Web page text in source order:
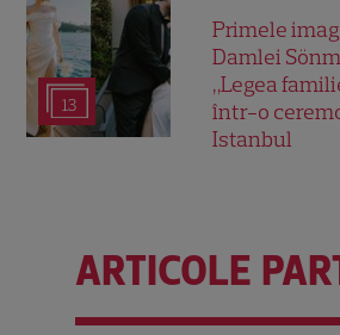
13
Primele
Damlei
„Legea
într-o
Istanbul
ARTICOLE